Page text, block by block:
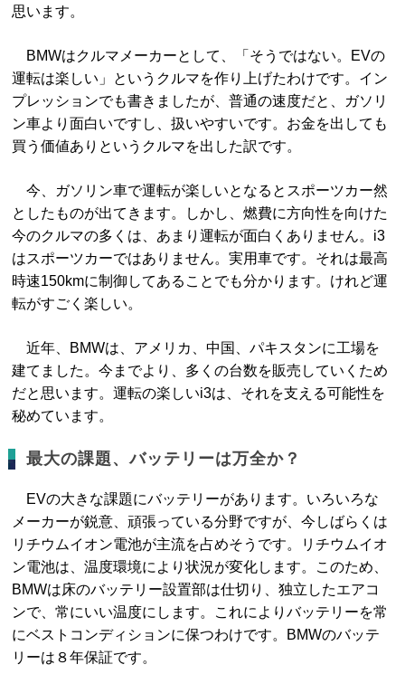
思います。
BMWはクルマメーカーとして、「そうではない。EVの
運転は楽しい」というクルマを作り上げたわけです。イン
プレッションでも書きましたが、普通の速度だと、ガソリ
ン車より面白いですし、扱いやすいです。お金を出しても
買う価値ありというクルマを出した訳です。
今、ガソリン車で運転が楽しいとなるとスポーツカー然
としたものが出てきます。しかし、燃費に方向性を向けた
今のクルマの多くは、あまり運転が面白くありません。i3
はスポーツカーではありません。実用車です。それは最高
時速150kmに制御してあることでも分かります。けれど運
転がすごく楽しい。
近年、BMWは、アメリカ、中国、パキスタンに工場を
建てました。今までより、多くの台数を販売していくため
だと思います。運転の楽しいi3は、それを支える可能性を
秘めています。
最大の課題、バッテリーは万全か？
EVの大きな課題にバッテリーがあります。いろいろな
メーカーが鋭意、頑張っている分野ですが、今しばらくは
リチウムイオン電池が主流を占めそうです。リチウムイオ
ン電池は、温度環境により状況が変化します。このため、
BMWは床のバッテリー設置部は仕切り、独立したエアコ
ンで、常にいい温度にします。これによりバッテリーを常
にベストコンディションに保つわけです。BMWのバッテ
リーは８年保証です。